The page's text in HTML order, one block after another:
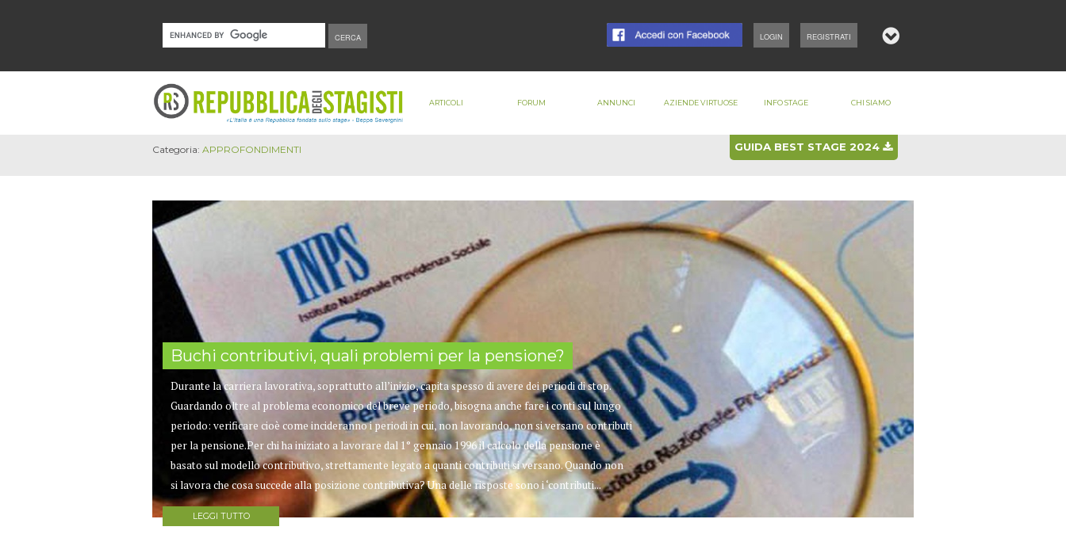
REGISTRATI
LOGIN
GUIDA BEST STAGE 2024
ARTICOLI FORUM ANNUNCI AZIENDE VIRTUOSE INFO STAGE CHI SIAMO
Categoria: APPROFONDIMENTI
Buchi contributivi, quali problemi per la pensione?
Durante la carriera lavorativa, soprattutto all’inizio, capita spesso di avere dei periodi di stop.
Guardando oltre al problema economico del breve periodo, bisogna anche fare i conti sul lungo
periodo: verificare cioè come incideranno i periodi in cui, non lavorando, non si versano contributi
per la pensione.Per chi ha iniziato a lavorare dal 1° gennaio 1996 il calcolo della pensione è
basato sul modello contributivo, strettamente legato a quanti contributi si versano. Quando non
si lavora che cosa succede alla posizione contributiva? Una delle risposte sono i ‘contributi...
LEGGI TUTTO